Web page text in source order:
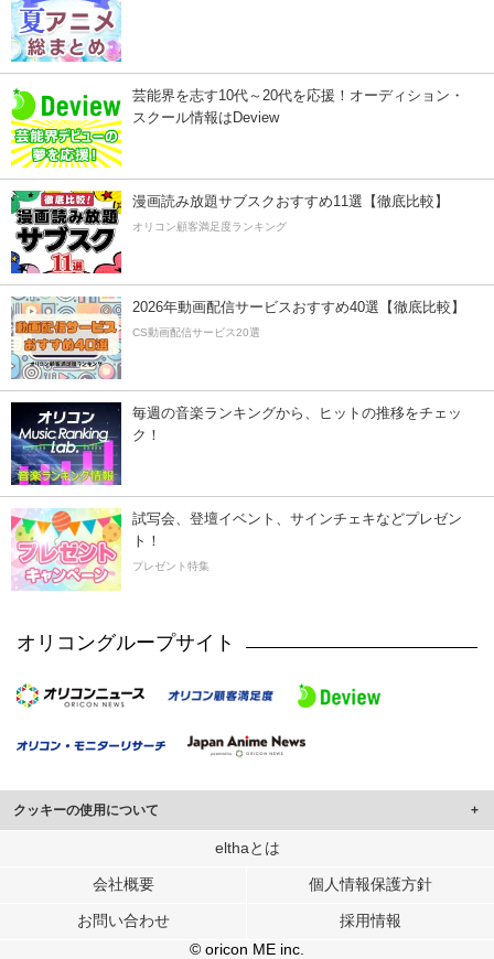
芸能界を志す10代～20代を応援！オーディション・
スクール情報はDeview
漫画読み放題サブスクおすすめ11選【徹底比較】
オリコン顧客満足度ランキング
2026年動画配信サービスおすすめ40選【徹底比較】
CS動画配信サービス20選
毎週の音楽ランキングから、ヒットの推移をチェッ
ク！
試写会、登壇イベント、サインチェキなどプレゼン
ト！
プレゼント特集
オリコングループサイト
クッキーの使用について
このサイトでは Cookie を使用して、ユーザーに合わせたコンテンツや広告の
行っています。
メディアや広告配信、データ解析の各パートナーに提供しています。
各パートナーは、この情報とユーザーが各パートナーに提供した他の情報や、
elthaとは
会社概要 個人情報保護方針
お問い合わせ
採用情報
© oricon ME inc.